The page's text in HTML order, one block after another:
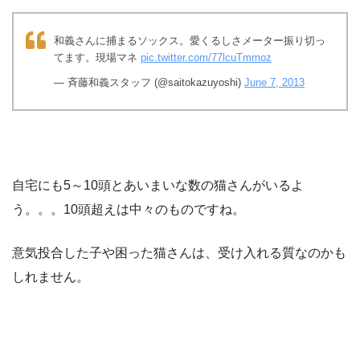
和義さんに捕まるソックス。愛くるしさメーター振り切っ
てます。現場マネ pic.twitter.com/77lcuTmmoz
— 斉藤和義スタッフ (@saitokazuyoshi) June 7, 2013
自宅にも5～10頭とあいまいな数の猫さんがいるよ
う。。。10頭超えは中々のものですね。
意気投合した子や困った猫さんは、受け入れる質なのかも
しれません。